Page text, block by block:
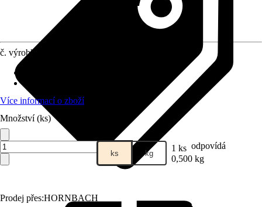
Prodej přes:HORNBACH
č. výrobku
Více informací o zboží
Množství (ks)
ks kg 1 ks odpovídá
0,500 kg